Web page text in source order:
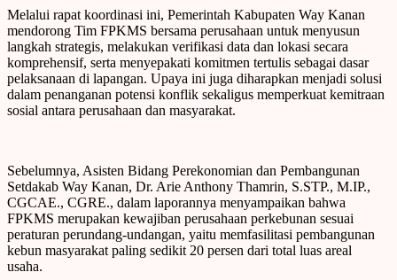
Melalui rapat koordinasi ini, Pemerintah Kabupaten Way Kanan
mendorong Tim FPKMS bersama perusahaan untuk menyusun
langkah strategis, melakukan verifikasi data dan lokasi secara
komprehensif, serta menyepakati komitmen tertulis sebagai dasar
pelaksanaan di lapangan. Upaya ini juga diharapkan menjadi solusi
dalam penanganan potensi konflik sekaligus memperkuat kemitraan
sosial antara perusahaan dan masyarakat.
Sebelumnya, Asisten Bidang Perekonomian dan Pembangunan
Setdakab Way Kanan, Dr. Arie Anthony Thamrin, S.STP., M.IP.,
CGCAE., CGRE., dalam laporannya menyampaikan bahwa
FPKMS merupakan kewajiban perusahaan perkebunan sesuai
peraturan perundang-undangan, yaitu memfasilitasi pembangunan
kebun masyarakat paling sedikit 20 persen dari total luas areal
usaha.